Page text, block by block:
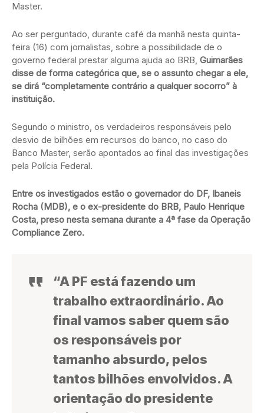
Master.
Ao ser perguntado, durante café da manhã nesta quinta-
feira (16) com jornalistas, sobre a possibilidade de o
governo federal prestar alguma ajuda ao BRB, Guimarães
disse de forma categórica que, se o assunto chegar a ele,
se dirá “completamente contrário a qualquer socorro” à
instituição.
Segundo o ministro, os verdadeiros responsáveis pelo
desvio de bilhões em recursos do banco, no caso do
Banco Master, serão apontados ao final das investigações
pela Polícia Federal.
Entre os investigados estão o governador do DF, Ibaneis
Rocha (MDB), e o ex-presidente do BRB, Paulo Henrique
Costa, preso nesta semana durante a 4ª fase da Operação
Compliance Zero.
“A PF está fazendo um
trabalho extraordinário. Ao
final vamos saber quem são
os responsáveis por
tamanho absurdo, pelos
tantos bilhões envolvidos. A
orientação do presidente